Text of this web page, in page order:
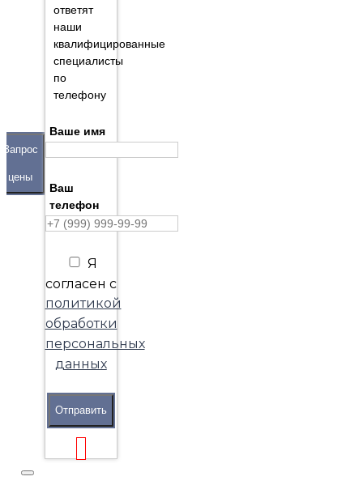
Запрос
цены
ответят
наши
квалифицированные
специалисты
по
телефону
Ваше имя
Ваш
телефон
Я
согласен с
политикой
обработки
персональных
данных
Отправить